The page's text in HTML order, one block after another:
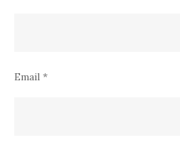
Email *